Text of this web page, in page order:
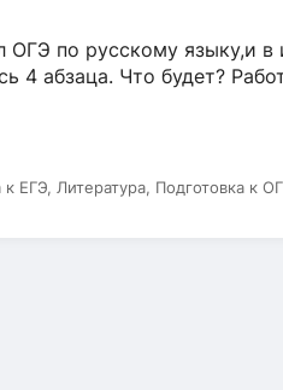
ОГЭ по русскому языку,и
4 абзаца. Что будет?
к ЕГЭ, Литература, Подготовка к